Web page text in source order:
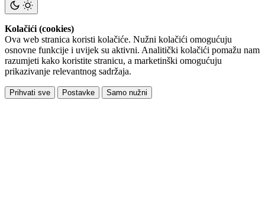
Kolačići (cookies)
Ova web stranica koristi kolačiće. Nužni kolačići omogućuju
osnovne funkcije i uvijek su aktivni. Analitički kolačići pomažu nam
razumjeti kako koristite stranicu, a marketinški omogućuju
prikazivanje relevantnog sadržaja.
Prihvati sve Postavke Samo nužni